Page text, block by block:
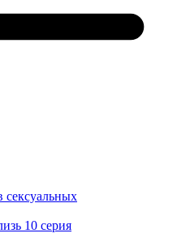
сексуальных
10 серия